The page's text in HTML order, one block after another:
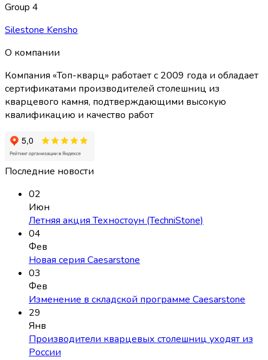
Group 4
Silestone Kensho
О компании
Компания «Топ-кварц» работает с 2009 года и обладает
сертификатами производителей столешниц из
кварцевого камня, подтверждающими высокую
квалификацию и качество работ
Последние новости
02
Июн
Летняя акция Техностоун (TechniStone)
04
Фев
Новая серия Caesarstone
03
Фев
Изменение в складской программе Caesarstone
29
Янв
Производители кварцевых столешниц уходят из
России